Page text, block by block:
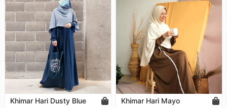
Khimar Hari Dusty Blue
Khimar Hari Mayo